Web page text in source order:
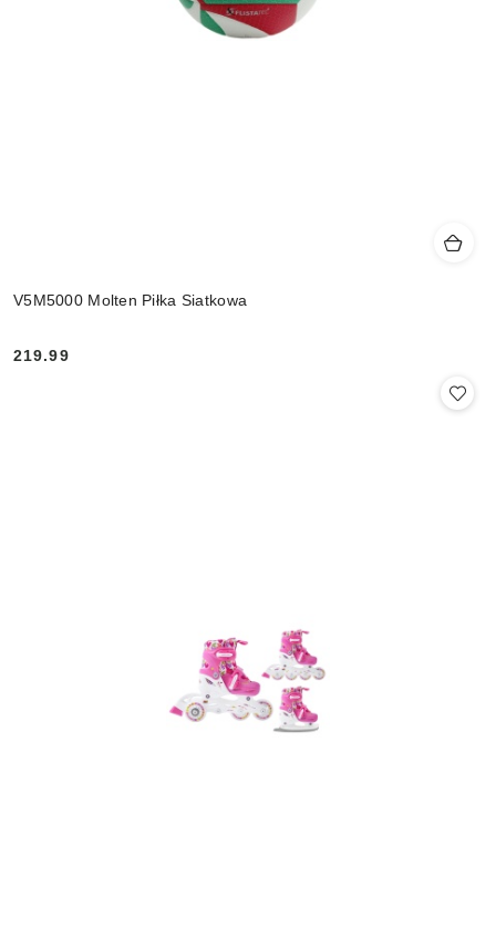
V5M5000 Molten Piłka Siatkowa
Cena:
219.99